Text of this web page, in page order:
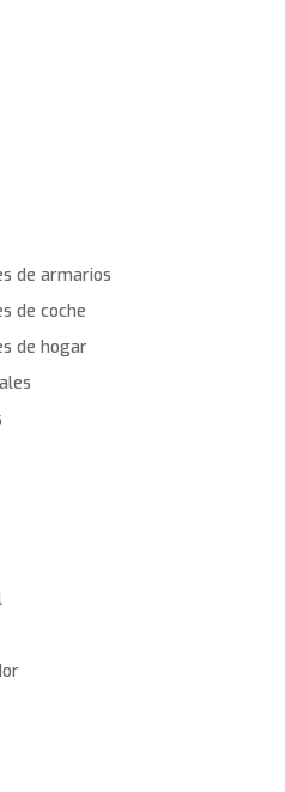
de armarios
de coche
de hogar